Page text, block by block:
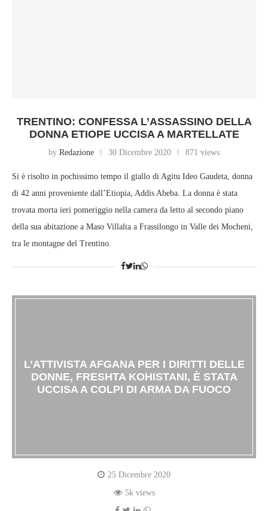
TRENTINO: CONFESSA L’ASSASSINO DELLA
DONNA ETIOPE UCCISA A MARTELLATE
by Redazione 30 Dicembre 2020 871 views
Si è risolto in pochissimo tempo il giallo di Agitu Ideo Gaudeta, donna
di 42 anni proveniente dall’Etiopia, Addis Abeba. La donna è stata
trovata morta ieri pomeriggio nella camera da letto al secondo piano
della sua abitazione a Maso Villalta a Frassilongo in Valle dei Mocheni,
tra le montagne del Trentino.
L’ATTIVISTA AFGANA PER I DIRITTI DELLE
DONNE, FRESHTA KOHISTANI, È STATA
UCCISA A COLPI DI ARMA DA FUOCO
25 Dicembre 2020
5k views